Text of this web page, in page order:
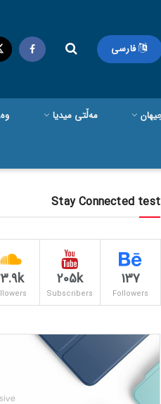
فارسی
مەڵتی میدیا
Stay Connected test
137
Followers
205k
Subscribers